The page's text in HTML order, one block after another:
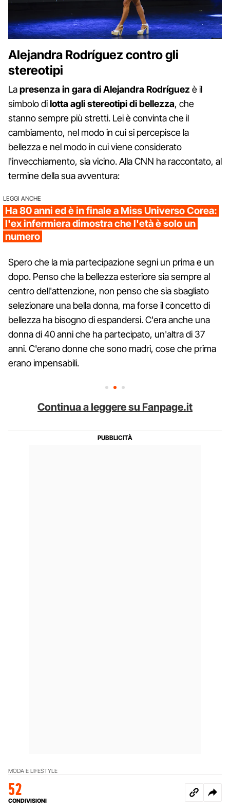
Alejandra Rodríguez contro gli
stereotipi
Lapresenza in gara di Alejandra Rodríguez è il
simbolo dilotta agli stereotipi di bellezza, che
stanno sempre più stretti. Lei è convinta che il
cambiamento, nel modo in cui si percepisce la
bellezza e nel modo in cui viene considerato
l'invecchiamento, sia vicino. Alla CNN ha raccontato, al
termine della sua avventura:
LEGGI ANCHE
Ha 80 anni ed è in finale a Miss Universo Corea:
l'ex infermiera dimostra che l'età è solo un
numero
Spero che la mia partecipazione segni un prima e un
dopo. Penso che la bellezza esteriore sia sempre al
centro dell'attenzione, non penso che sia sbagliato
selezionare una bella donna, ma forse il concetto di
bellezza ha bisogno di espandersi. C'era anche una
donna di 40 anni che ha partecipato, un'altra di 37
anni. C'erano donne che sono madri, cose che prima
erano impensabili.
Continua a leggere su Fanpage.it
MODA E LIFESTYLE
52
CONDIVISIONI